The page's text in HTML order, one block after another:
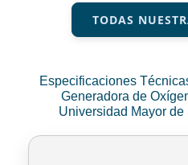
TODAS
Especificaciones
Generadora de
Universidad Mayor